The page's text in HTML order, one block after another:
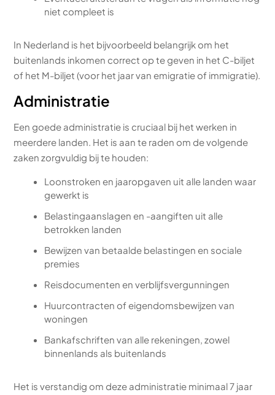
niet compleet is
In Nederland is het bijvoorbeeld belangrijk om het
buitenlands inkomen correct op te geven in het C-biljet
of het M-biljet (voor het jaar van emigratie of immigratie).
Administratie
Een goede administratie is cruciaal bij het werken in
meerdere landen. Het is aan te raden om de volgende
zaken zorgvuldig bij te houden:
Loonstroken en jaaropgaven uit alle landen waar
gewerkt is
Belastingaanslagen en -aangiften uit alle
betrokken landen
Bewijzen van betaalde belastingen en sociale
premies
Reisdocumenten en verblijfsvergunningen
Huurcontracten of eigendomsbewijzen van
woningen
Bankafschriften van alle rekeningen, zowel
binnenlands als buitenlands
Het is verstandig om deze administratie minimaal 7 jaar